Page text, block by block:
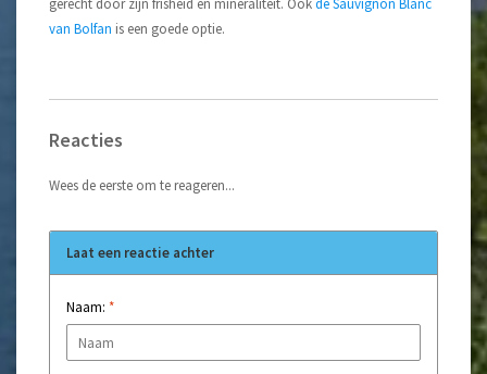
van Bolfan is een goede optie.
Reacties
Wees de eerste om te reageren...
Laat een reactie achter
Naam: *